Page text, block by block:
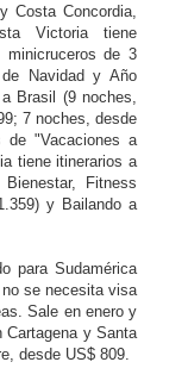
Costa Concordia,
Victoria tiene
minicruceros de 3
Navidad y Año
a Brasil (9 noches,
7 noches, desde
de "Vacaciones a
tiene itinerarios a
Fitness
y Bailando a
para Sudamérica
se necesita visa
Sale en enero y
Cartagena y Santa
desde US$ 809.